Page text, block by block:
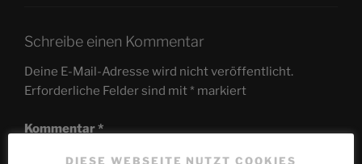
Schreibe einen Kommentar
Deine E-Mail-Adresse wird nicht veröffentlicht.
Erforderliche Felder sind mit* markiert
Kommentar*
DIESE WEBSEITE NUTZT COOKIES